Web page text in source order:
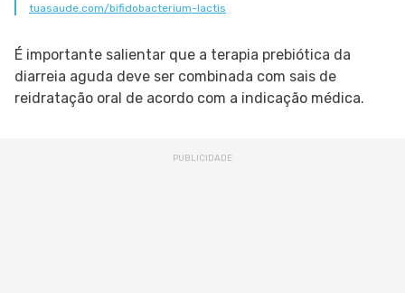
tuasaude.com/bifidobacterium-lactis
É importante salientar que a terapia prebiótica da
diarreia aguda deve ser combinada com sais de
reidratação oral de acordo com a indicação médica.